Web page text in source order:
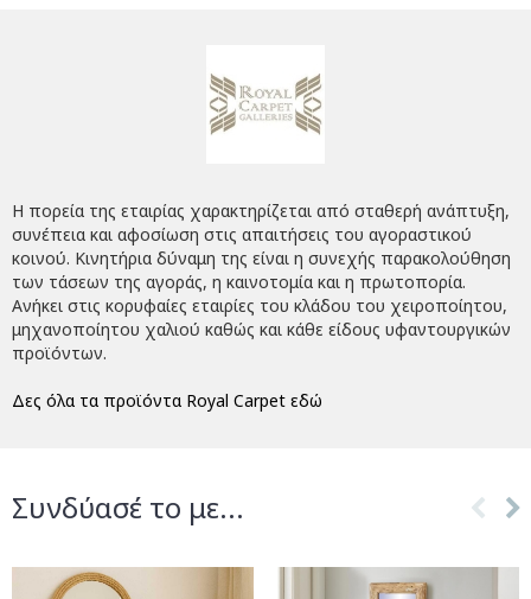
Η πορεία της εταιρίας χαρακτηρίζεται από σταθερή ανάπτυξη,
συνέπεια και αφοσίωση στις απαιτήσεις του αγοραστικού
κοινού. Κινητήρια δύναμη της είναι η συνεχής παρακολούθηση
των τάσεων της αγοράς, η καινοτομία και η πρωτοπορία.
Ανήκει στις κορυφαίες εταιρίες του κλάδου του χειροποίητου,
μηχανοποίητου χαλιού καθώς και κάθε είδους υφαντουργικών
προϊόντων.
Δες όλα τα προϊόντα Royal Carpet εδώ
Συνδύασέ το με...